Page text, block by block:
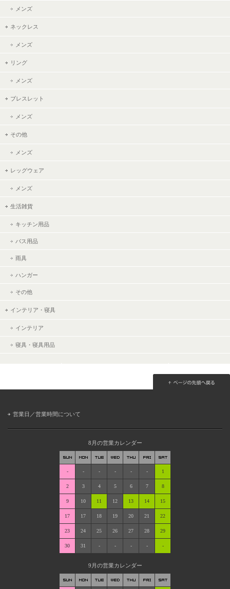
メンズ
ネックレス
メンズ
リング
メンズ
ブレスレット
メンズ
その他
メンズ
レッグウェア
メンズ
生活雑貨
キッチン用品
バス用品
雨具
ハンガー
その他
インテリア・寝具
インテリア
寝具・寝具用品
営業日／営業時間について
8月の営業カレンダー
- - - - - - 1
2 3 4 5 6 7 8
9 10 11 12 13 14 15
17 17 18 19 20 21 22
23 24 25 26 27 28 29
30 31 - - - - -
9月の営業カレンダー